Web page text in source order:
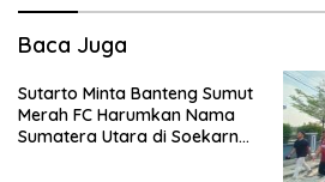
Baca Juga
Sutarto Minta Banteng Sumut
Merah FC Harumkan Nama
Sumatera Utara di Soekarno